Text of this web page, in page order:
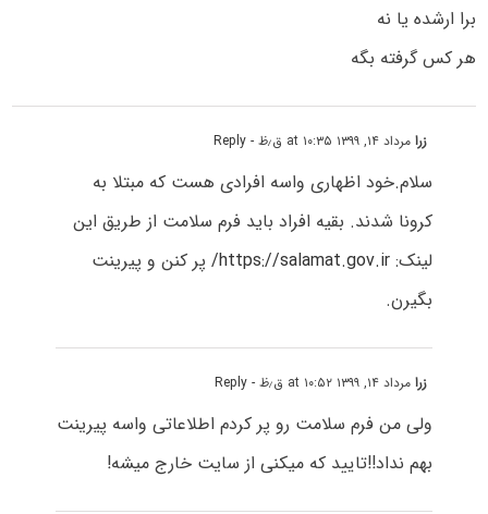
برا ارشده یا نه
هر کس گرفته بگه
زرامرداد ۱۴, ۱۳۹۹ at ۱۰:۳۵ ق٫ظ - Reply
سلام.خود اظهاری واسه افرادی هست که مبتلا به
کرونا شدند. بقیه افراد باید فرم سلامت از طریق این
لینک: https://salamat.gov.ir/ پر کنن و پیرینت
بگیرن.
زرامرداد ۱۴, ۱۳۹۹ at ۱۰:۵۲ ق٫ظ - Reply
ولی من فرم سلامت رو پر کردم اطلاعاتی واسه پیرینت
بهم نداد!!تایید که میکنی از سایت خارج میشه!